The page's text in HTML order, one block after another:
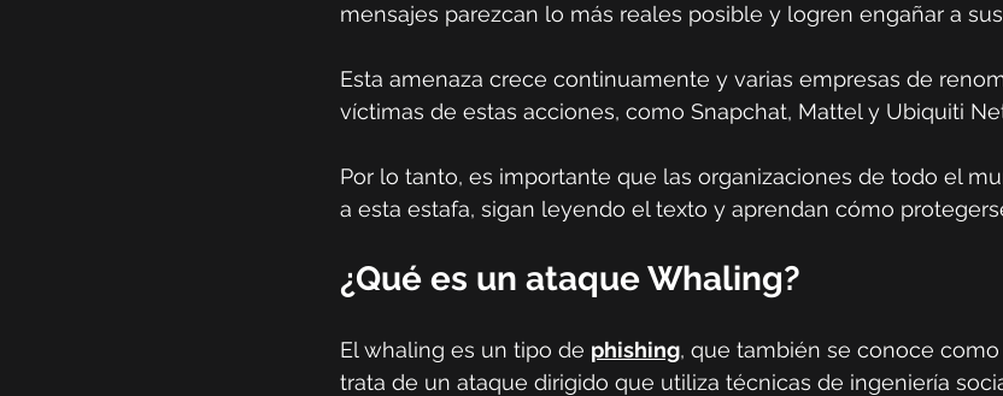
mensajes parezcan lo más reales posible y logren engañar a
Esta amenaza crece continuamente y varias empresas de
víctimas de estas acciones, como Snapchat, Mattel y Ubiquiti
Por lo tanto, es importante que las organizaciones de todo el
a esta estafa, sigan leyendo el texto y aprendan cómo
¿Qué es un ataque Whaling?
El whaling es un tipo de phishing, que también se conoce como
trata de un ataque dirigido que utiliza técnicas de ingeniería